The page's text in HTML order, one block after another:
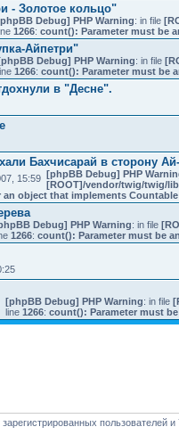
- Золотое кольцо"
Debug] PHP Warning: in file
1266: count(): Parameter must be
Айпетри"
Debug] PHP Warning: in file
1266: count(): Parameter must be
в "Десне".
Бахчисарай в сторону
15:59 [phpBB Debug] PHP
[ROOT]/vendor/twig/twig/
an object that implements Countable
Debug] PHP Warning: in file
1266: count(): Parameter must be
[phpBB Debug] PHP Warning: in file
line 1266: count(): Parameter must
пользователей и